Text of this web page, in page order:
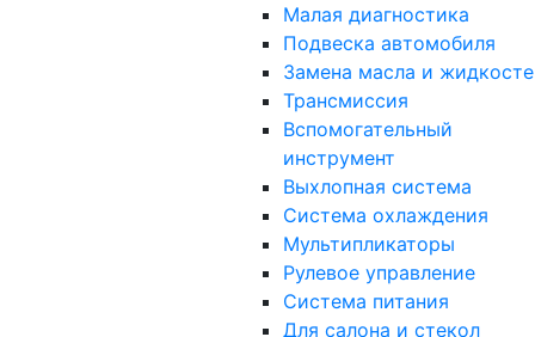
Малая диагностика
Подвеска автомобиля
Замена масла и
Трансмиссия
Вспомогательный
инструмент
Выхлопная система
Система охлаждения
Мультипликаторы
Рулевое управление
Система питания
Для салона и стекол